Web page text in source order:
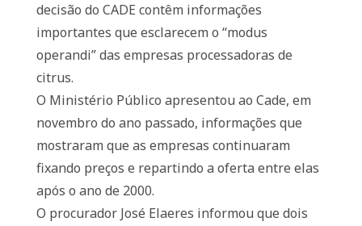
decisão do CADE contêm informações
importantes que esclarecem o “modus
operandi” das empresas processadoras de
citrus.
O Ministério Público apresentou ao Cade, em
novembro do ano passado, informações que
mostraram que as empresas continuaram
fixando preços e repartindo a oferta entre elas
após o ano de 2000.
O procurador José Elaeres informou que dois